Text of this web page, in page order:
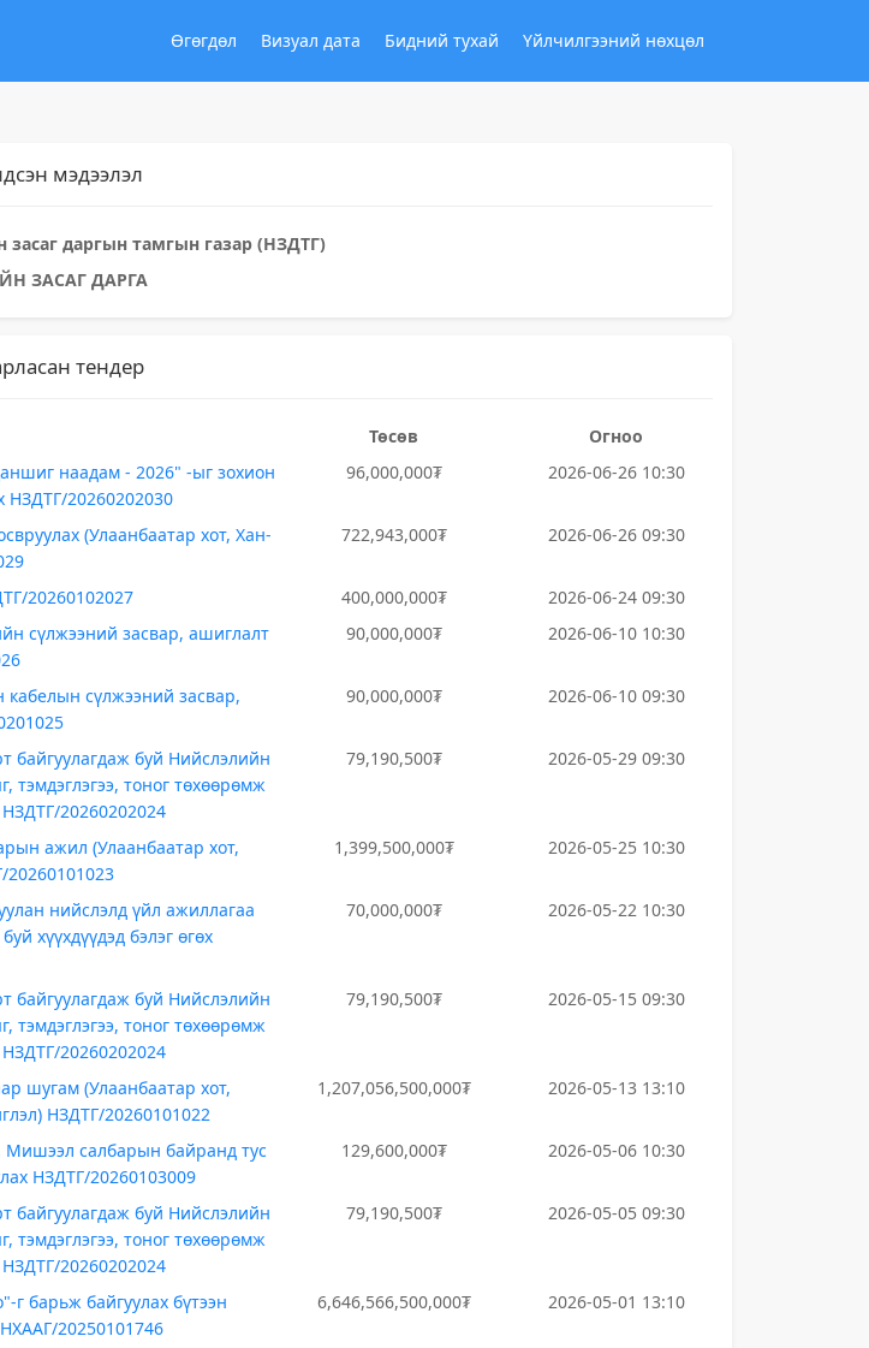
Өгөгдөл Визуал дата Бидний тухай Үйлчилгээний нөхцөл
мэдээлэл
засаг даргын тамгын газар (НЗДТГ)
ЗАСАГ ДАРГА
тендер
Төсөв
Огноо
наадам - 2026" -ыг зохион
НЗДТГ/20260202030
96,000,000₮ 2026-06-26 10:30
(Улаанбаатар хот, Хан-
722,943,000₮ 2026-06-26 09:30
20260102027 400,000,000₮
2026-06-24 09:30
сүлжээний засвар, ашиглалт
90,000,000₮ 2026-06-10 10:30
сүлжээний засвар,
90,000,000₮ 2026-06-10 09:30
байгуулагдаж буй Нийслэлийн
тэмдэглэгээ, тоног төхөөрөмж
20260202024
79,190,500₮ 2026-05-29 09:30
ажил (Улаанбаатар хот,
20260101023
1,399,500,000₮ 2026-05-25 10:30
нийслэлд үйл ажиллагаа
хүүхдүүдэд бэлэг өгөх
70,000,000₮ 2026-05-22 10:30
байгуулагдаж буй Нийслэлийн
тэмдэглэгээ, тоног төхөөрөмж
20260202024
79,190,500₮ 2026-05-15 09:30
шугам (Улаанбаатар хот,
НЗДТГ/20260101022
1,207,056,500,000₮ 2026-05-13 13:10
Мишээл салбарын байранд тус
НЗДТГ/20260103009
129,600,000₮ 2026-05-06 10:30
байгуулагдаж буй Нийслэлийн
тэмдэглэгээ, тоног төхөөрөмж
20260202024
79,190,500₮ 2026-05-05 09:30
барьж байгуулах бүтээн
20250101746
6,646,566,500,000₮ 2026-05-01 13:10